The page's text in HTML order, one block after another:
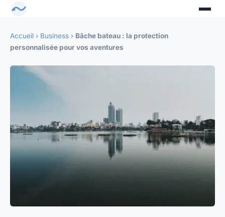
Accueil › Business › Bâche bateau : la protection
personnalisée pour vos aventures